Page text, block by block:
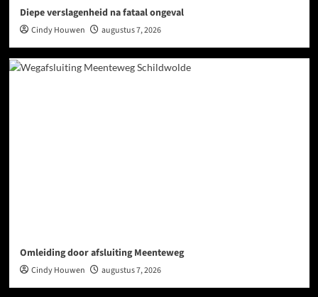
Diepe verslagenheid na fataal ongeval
Cindy Houwen augustus 7, 2026
Omleiding door afsluiting Meenteweg
Cindy Houwen augustus 7, 2026